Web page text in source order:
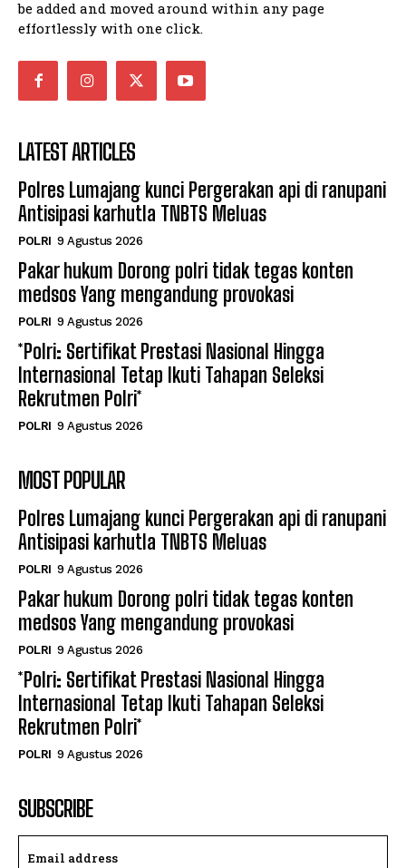
be added and moved around within any page
effortlessly with one click.
LATEST ARTICLES
Polres Lumajang kunci Pergerakan api di ranupani
Antisipasi karhutla TNBTS Meluas
POLRI 9 Agustus 2026
Pakar hukum Dorong polri tidak tegas konten
medsos Yang mengandung provokasi
POLRI 9 Agustus 2026
*Polri: Sertifikat Prestasi Nasional Hingga
Internasional Tetap Ikuti Tahapan Seleksi
Rekrutmen Polri*
POLRI 9 Agustus 2026
MOST POPULAR
Polres Lumajang kunci Pergerakan api di ranupani
Antisipasi karhutla TNBTS Meluas
POLRI 9 Agustus 2026
Pakar hukum Dorong polri tidak tegas konten
medsos Yang mengandung provokasi
POLRI 9 Agustus 2026
*Polri: Sertifikat Prestasi Nasional Hingga
Internasional Tetap Ikuti Tahapan Seleksi
Rekrutmen Polri*
POLRI 9 Agustus 2026
SUBSCRIBE